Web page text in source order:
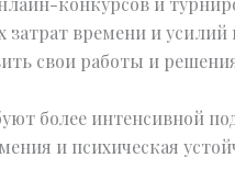
времени и усилий
свои работы и
более интенсивной
и психическая